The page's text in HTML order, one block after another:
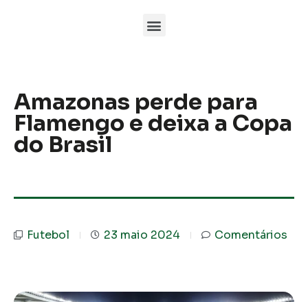
Amazonas perde para
Flamengo e deixa a Copa
do Brasil
Futebol 23 maio 2024 Comentários